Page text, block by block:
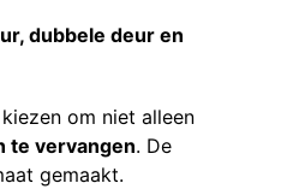
dubbele deur en
om niet alleen
te vervangen. De
gemaakt.